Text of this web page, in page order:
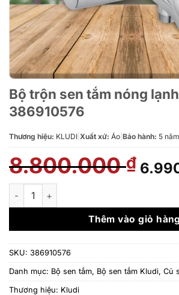
Bộ trộn sen tắm nóng
386910576
Thương hiệu: KLUDI Xuất xứ: Áo Bảo hành: 5 năm
8.800.000₫ Giá
gốc
Bộ trộn sen tắm nóng lạnh Kludi Bozz
Thêm vào giỏ hàng
SKU: 386910576
Danh mục: Bộ sen tắm, Bộ sen tắm Kludi, Củ
Thương hiệu: Kludi